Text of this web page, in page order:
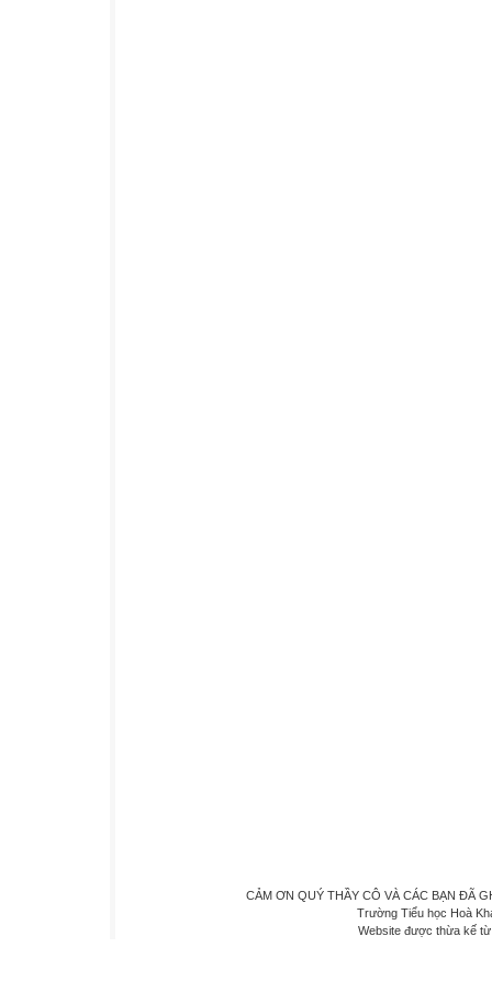
CẢM ƠN QUÝ THẦY CÔ VÀ CÁC BẠN ĐÃ
Trường Tiểu học Hoà
Website được thừa kế